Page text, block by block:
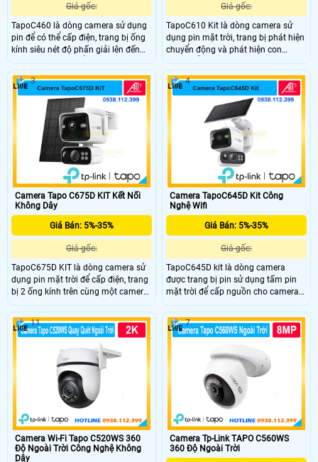
Giá gốc:
TapoC460 là dòng camera sử dụng
pin để có thể cấp điện, trang bị ống
kính siêu nét độ phấn giải lên đến
10.000 mAh có thể hoạt động trong
thời gian dài, có thể zoom lên đến
18X, có trang bị khe cắm thẻ nhớ
dung lượng tối đa lên đến 512Gb.
Giá gốc:
TapoC610 Kit là dòng camera sử
dụng pin mặt trời, trang bị phát hiện
chuyển động và phát hiện con
người, hỗ trợ thiết lập khu vực phát
hiện theo nhu cầu, hỗ trợ đàm thoại
2 chiều, hỗ trợ kết nối qua wifi 2.4
Ghz camera có thể lắp đặt ngoài trời
nhờ chuẩn chống nước IP 65
Camera Tapo C675D KIT Kết Nối
Không Dây
Giá Bán: 5%-35%
Giá gốc:
TapoC675D KIT là dòng camera sử
dụng pin mặt trời để cấp điện, trang
bị 2 ống kính trên cùng một camera
giúp bao quát tốt, trang bị ống kính
có độ phân giải 8.0MP cho ra hình
ảnh 4K siêu nét, nhìn ban đêm bằng
hồng ngoại với khoảng cách lên đến
3
Camera TapoC645D Kit Công
Nghệ Wifi
Giá Bán: 5%-35%
Giá gốc:
TapoC645D kit là dòng camera
được trang bị pin sử dụng tấm pin
mặt trời để cấp nguồn cho camera
và trong camera được trang bị pin
với dung lượng lên đến 10.000 mAh,
trang bị 2 ống kính, nhìn có màu
vào ban đêm, micro và loa cũng
được trang bị.
4
Camera Wi-Fi Tapo C520WS 360
Độ Ngoài Trời Công Nghệ Không
Dây
11
Camera Tp-Link TAPO C560WS
360 Độ Ngoài Trời
7